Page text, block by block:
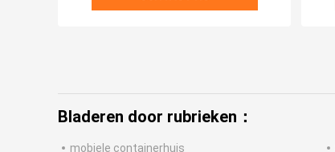
Bladeren door rubrieken：
mobiele containerhuis